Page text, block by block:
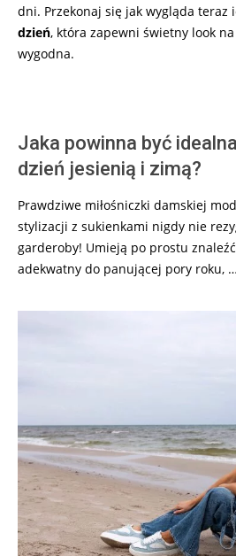
dni. Przekonaj się jak wygląda teraz
dzień, która zapewni świetny look
wygodna.
Jaka powinna być
dzień jesienią i zimą?
Prawdziwe miłośniczki damskiej
stylizacji z sukienkami nigdy nie
garderoby! Umieją po prostu
adekwatny do panującej pory roku, …